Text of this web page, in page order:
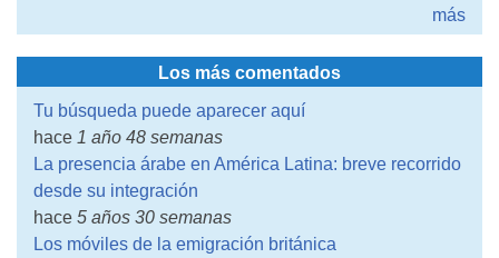
más
Los más comentados
Tu búsqueda puede aparecer aquí
hace 1 año 48 semanas
La presencia árabe en América Latina: breve recorrido
desde su integración
hace 5 años 30 semanas
Los móviles de la emigración británica